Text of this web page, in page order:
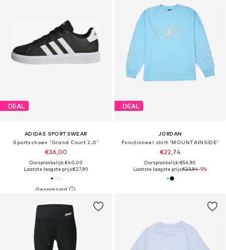
DEAL
ADIDAS SPORTSWEAR
Sportschoen 'Grand Court 2.0'
€36,00
Oorspronkelijk: €40,00
Laatste laagste prijs:€27,90
DEAL
JORDAN
Functioneel shirt 'MOUNTAINSIDE'
€22,74
Oorspronkelijk: €54,90
Laatste laagste prijs:€23,94-5%